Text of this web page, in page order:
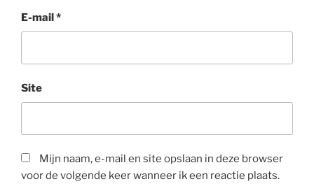
E-mail*
Site
Mijn naam, e-mail en site opslaan in deze browser
voor de volgende keer wanneer ik een reactie plaats.